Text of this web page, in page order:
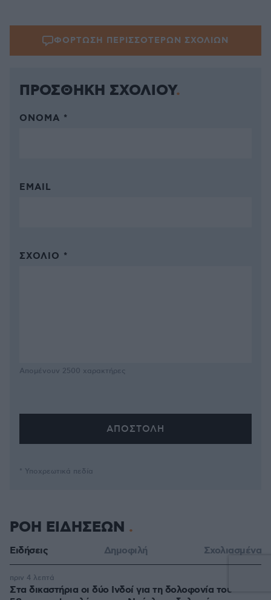
ΦΟΡΤΩΣΗ ΠΕΡΙΣΣΟΤΕΡΩΝ ΣΧΟΛΙΩΝ
ΠΡΟΣΘΗΚΗ ΣΧΟΛΙΟΥ
ΌΝΟΜΑ *
EMAIL
ΣΧΌΛΙΟ *
Απομένουν 2500 χαρακτήρες
* Υποχρεωτικά πεδία
ΡΟΗ ΕΙΔΗΣΕΩΝ
Ειδήσεις Δημοφιλή Σχολιασμένα
Στα δικαστήρια οι δύο Ινδοί για τη δολοφονία του
πριν 4 λεπτά